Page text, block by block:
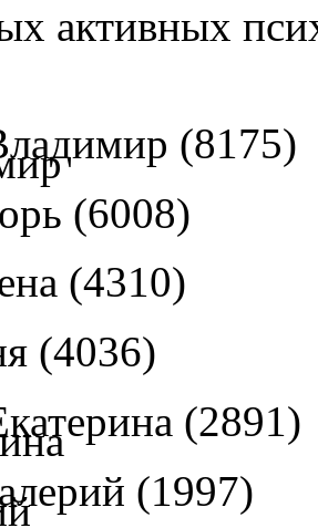
активных
(8175)
(6008)
(4310)
(4036)
(2891)
(1997)